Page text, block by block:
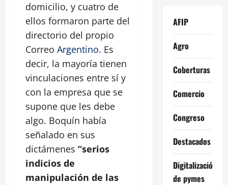
domicilio, y cuatro de
ellos formaron parte del
directorio del propio
Correo Argentino. Es
decir, la mayoría tienen
vinculaciones entre sí y
con la empresa que se
supone que les debe
algo. Boquín había
señalado en sus
dictámenes “serios
indicios de
manipulación de las
AFIP
Agro
Coberturas
Comercio
Congreso
Destacados
Digitalización
de pymes